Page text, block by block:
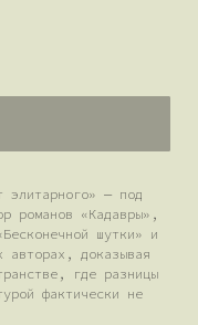
элитарного» — под
романов «Кадавры»,
шутки» и
авторах, доказывая
где разницы
фактически не